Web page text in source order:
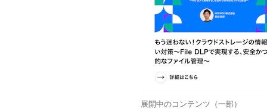
展開中のコンテンツ（一部）